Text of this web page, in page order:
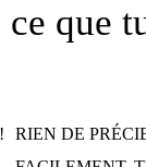
que
RIEN DE